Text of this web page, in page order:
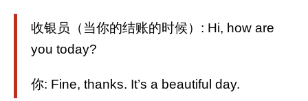
收银员（当你的结账的时候）: Hi, how are
you today?
你: Fine, thanks. It’s a beautiful day.